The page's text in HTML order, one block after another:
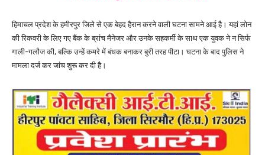
हिमाचल प्रदेश के हमीरपुर जिले से एक बेहद हैरान करने वाली घटना सामने आई है। यहां लोन
की रिकवरी के लिए गए बैंक के ब्रांच मैनेजर और उनके सहकर्मी के साथ एक युवक ने न सिर्फ
गाली-गलौज की, बल्कि उन्हें कमरे में बंधक बनाकर बुरी तरह पीटा। घटना के बाद पुलिस ने
मामला दर्ज कर जांच शुरू कर दी है।